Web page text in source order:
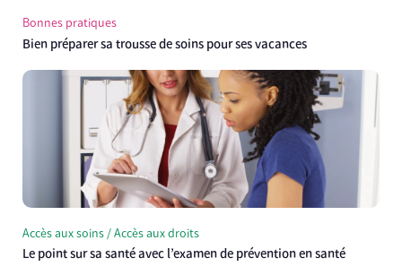
Bonnes pratiques
Bien préparer sa trousse de soins pour ses vacances
Accès aux soins / Accès aux droits
Le point sur sa santé avec l’examen de prévention en santé